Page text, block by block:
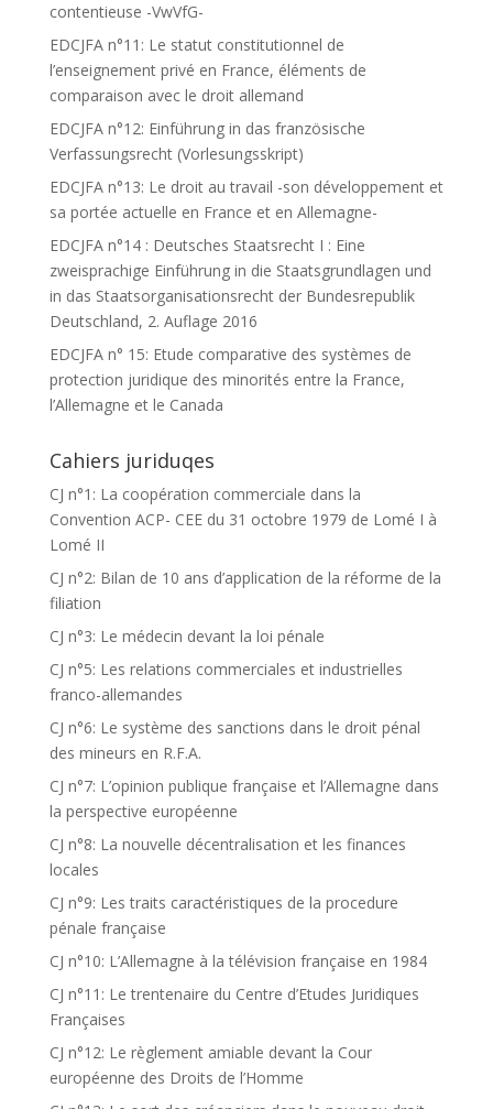
contentieuse -VwVfG-
EDCJFA n°11: Le statut constitutionnel de
l’enseignement privé en France, éléments de
comparaison avec le droit allemand
EDCJFA n°12: Einführung in das französische
Verfassungsrecht (Vorlesungsskript)
EDCJFA n°13: Le droit au travail -son développement et
sa portée actuelle en France et en Allemagne-
EDCJFA n°14 : Deutsches Staatsrecht I : Eine
zweisprachige Einführung in die Staatsgrundlagen und
in das Staatsorganisationsrecht der Bundesrepublik
Deutschland, 2. Auflage 2016
EDCJFA n° 15: Etude comparative des systèmes de
protection juridique des minorités entre la France,
l’Allemagne et le Canada
Cahiers juriduqes
CJ n°1: La coopération commerciale dans la
Convention ACP- CEE du 31 octobre 1979 de Lomé I à
Lomé II
CJ n°2: Bilan de 10 ans d’application de la réforme de la
filiation
CJ n°3: Le médecin devant la loi pénale
CJ n°5: Les relations commerciales et industrielles
franco-allemandes
CJ n°6: Le système des sanctions dans le droit pénal
des mineurs en R.F.A.
CJ n°7: L’opinion publique française et l’Allemagne dans
la perspective européenne
CJ n°8: La nouvelle décentralisation et les finances
locales
CJ n°9: Les traits caractéristiques de la procedure
pénale française
CJ n°10: L’Allemagne à la télévision française en 1984
CJ n°11: Le trentenaire du Centre d’Etudes Juridiques
Françaises
CJ n°12: Le règlement amiable devant la Cour
européenne des Droits de l’Homme